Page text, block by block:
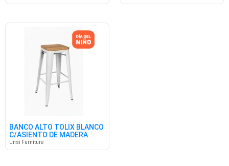
BANCO ALTO TOLIX BLANCO
C/ASIENTO DE MADERA
Unsi Furniture